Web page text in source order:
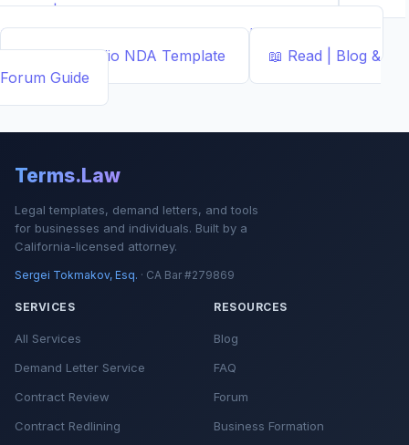
Builder | Legal Contract Generators Template
📊
Calcs - Free Business & Legal Calculators Calculator
📄 NDA Studio NDA Template 📖 Read | Blog &
Forum Guide
Terms.Law
Legal templates, demand letters, and tools
for businesses and individuals. Built by a
California-licensed attorney.
Sergei Tokmakov, Esq. · CA Bar #279869
SERVICES
All Services
Demand Letter Service
Contract Review
Contract Redlining
RESOURCES
Blog
FAQ
Forum
Business Formation